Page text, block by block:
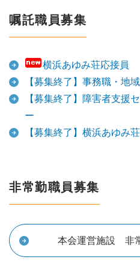
嘱託職員募集
横浜あゆみ荘応接員
【募集終了】事務職・地
【募集終了】障害者支援
ー
【募集終了】横浜あゆみ
非常勤職員募集
本会運営施設 非